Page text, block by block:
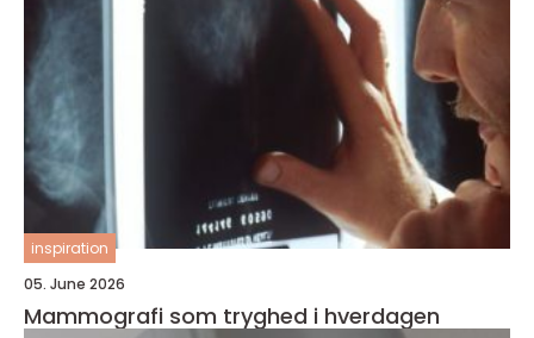
inspiration
05. June 2026
Mammografi som tryghed i hverdagen